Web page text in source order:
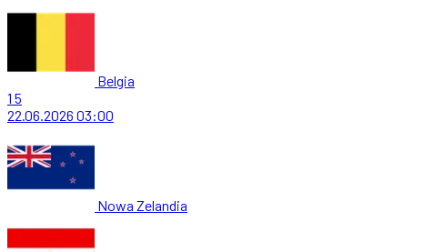
Belgia
1 5
22.06.2026 03:00
Nowa Zelandia